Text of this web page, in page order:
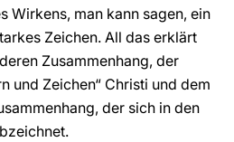
Wirkens, man kann sagen, ein
Zeichen. All das erklärt
Zusammenhang, der
und Zeichen“ Christi und dem
der sich in den